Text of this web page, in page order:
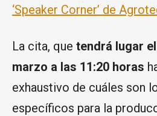
‘Speaker Corner’ de
La cita, que tendrá lugar
marzo a las 11:20 horas
exhaustivo de cuáles son
específicos para la